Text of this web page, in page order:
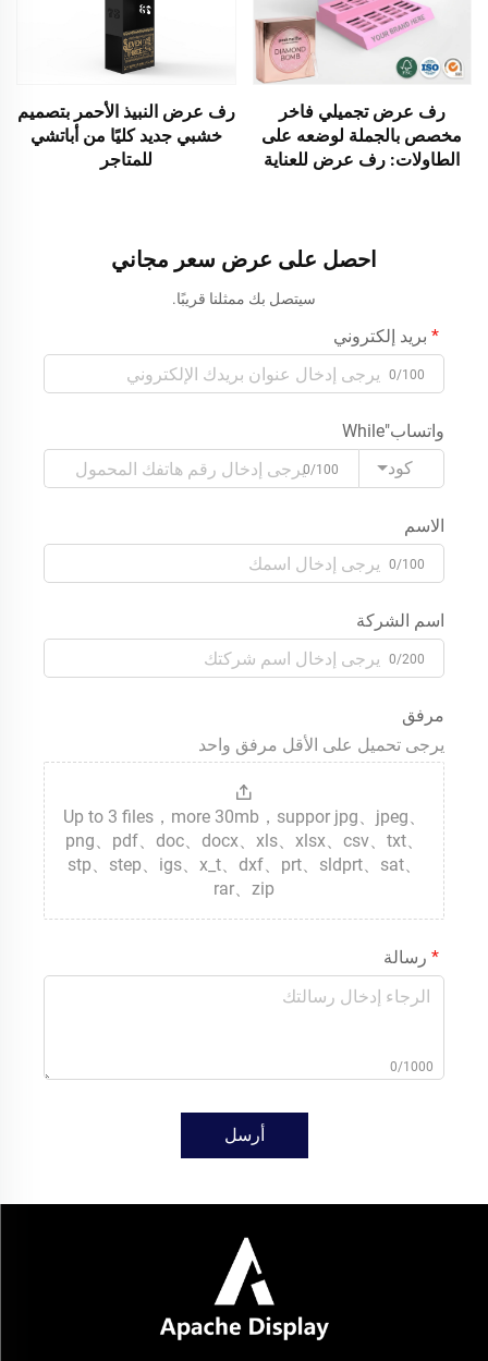
رف عرض النبيذ الأحمر بتصميم
خشبي جديد كليًا من أباتشي
للمتاجر
رف عرض تجميلي فاخر
مخصص بالجملة لوضعه على
الطاولات: رف عرض للعناية
احصل على عرض سعر مجاني
سيتصل بك ممثلنا قريبًا.
بريد إلكتروني
0/100
واتساب"While
كود
0/100
الاسم
0/100
اسم الشركة
0/200
مرفق
يرجى تحميل على الأقل مرفق واحد
Up to 3 files，more 30mb，suppor jpg、jpeg、
png、pdf、doc、docx、xls、xlsx、csv、txt、
stp、step、igs、x_t、dxf、prt、sldprt、sat、
rar、zip
رسالة
0/1000
أرسل